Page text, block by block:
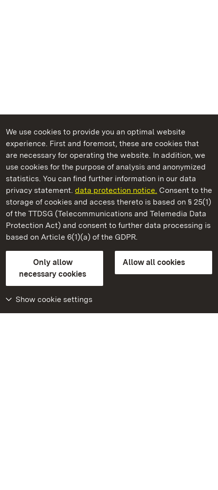
We use cookies to provide you an optimal website
experience. First and foremost, these are cookies that
are necessary for operating the website. In addition, we
use cookies for the purpose of analysis and anonymized
statistics. You can find further information in our data
privacy statement. data protection notice. Consent to the
storage of cookies and access thereto is based on § 25(1)
of the TTDSG (Telecommunications and Telemedia Data
Protection Act) and consent to further data processing is
based on Article 6(1)(a) of the GDPR.
Only allow
necessary cookies
Allow all cookies
Show cookie settings
State Palaces and Gardens of Baden-Wuerttemberg
Maulbronn Monastery
State Palaces and Gardens of Baden-Wuerttemberg
Contact usFAQMasthead
Declaration on barrier-free access
BITV-konform (geprüfte Seiten)